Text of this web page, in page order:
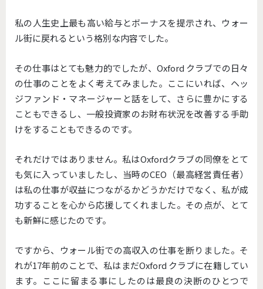
私の人生史上最も高い給与とボーナスを提示され、ウォー
ル街に戻れるという格別な内容でした。
その仕事はとても魅力的でしたが、Oxford クラブでの日々
の仕事のことをよく考えてみました。ここにいれば、ヘッ
ジファンド・マネージャーと話をして、さらに豊かにする
こともできるし、一般投資家のお財布状況を改善する手助
けをすることもできるのです。
それだけではありません。私はOxfordクラブの同僚をとて
も気に入っていましたし、当時のCEO（最高経営責任者）
は私の仕事が収益につながるかどうかだけでなく、私が成
功することを心から応援してくれました。その点が、とて
も新鮮に感じたのです。
ですから、ウォール街での高収入の仕事を断りました。そ
れが17年前のことで、私はまだOxford クラブに在籍してい
ます。ここに留まる事にしたのは最良の決断のひとつで